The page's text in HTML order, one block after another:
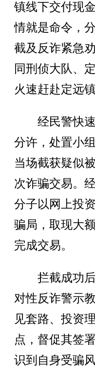
镇线下交付现
情就是命令，
截及反诈紧急
同刑侦大队、
火速赶赴定远
经民警快速
分许，处置小
当场截获疑似
次诈骗交易。
分子以网上投
骗局，取现大
完成交易。
拦截成功后
对性反诈警示
见套路、投资
点，督促其签
识到自身受骗